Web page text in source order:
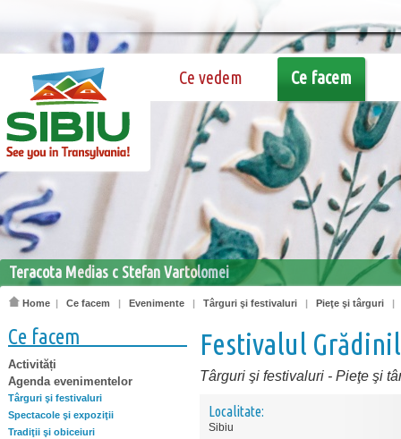
Ce vedem Ce facem
Teracota Medias c Stefan Vartolomei
Home | Ce facem | Evenimente | Târguri şi festivaluri | Pieţe şi târguri
Ce facem
Activități
Agenda evenimentelor
Târguri şi festivaluri
Spectacole şi expoziţii
Tradiţii şi obiceiuri
Festivalul
Târguri şi festivaluri - Pieţe şi
Localitate:
Sibiu